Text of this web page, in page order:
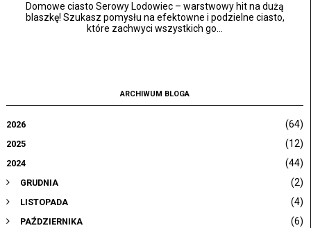
Domowe ciasto Serowy Lodowiec – warstwowy hit na dużą
blaszkę! Szukasz pomysłu na efektowne i podzielne ciasto,
które zachwyci wszystkich go...
ARCHIWUM BLOGA
2026 (64)
2025 (12)
2024 (44)
GRUDNIA (2)
LISTOPADA (4)
PAŹDZIERNIKA (6)